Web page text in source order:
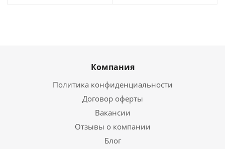
Компания
Политика конфиденциальности
Договор оферты
Вакансии
Отзывы о компании
Блог